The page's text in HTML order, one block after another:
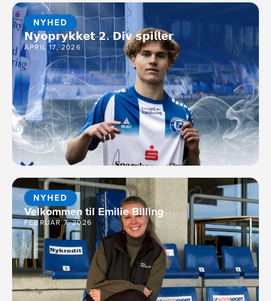
NYHED
𝗡𝘆𝗼𝗽𝗿𝘆𝗸𝗸𝗲𝘁 𝟮. 𝗗𝗶𝘃 𝘀𝗽𝗶𝗹𝗹𝗲𝗿
APRIL 17, 2026
NYHED
Velkommen til Emilie Billing
FEBRUAR 7, 2026